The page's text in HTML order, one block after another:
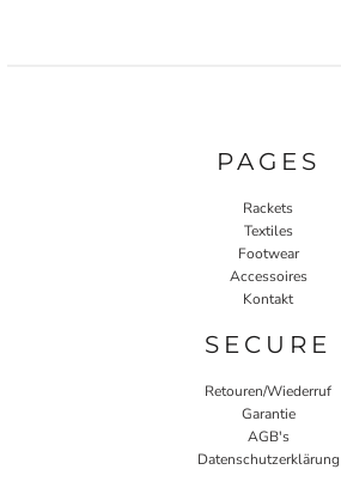
PAGES
Rackets
Textiles
Footwear
Accessoires
Kontakt
SECURE
Retouren/Wiederruf
Garantie
AGB's
Datenschutzerklärung